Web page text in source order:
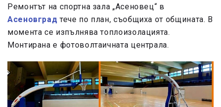
Ремонтът на спортна зала „Асеновец“ в
Асеновград тече по план, съобщиха от общината. В
момента се изпълнява топлоизолацията.
Монтирана е фотоволтаичната централа.